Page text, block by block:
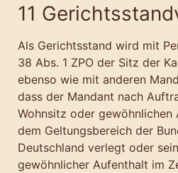
11
Als Gerichtsstand wird mit
38 Abs. 1 ZPO der Sitz der
ebenso wie mit anderen
dass der Mandant nach
Wohnsitz oder
dem Geltungsbereich der
Deutschland verlegt oder
gewöhnlicher Aufenthalt im